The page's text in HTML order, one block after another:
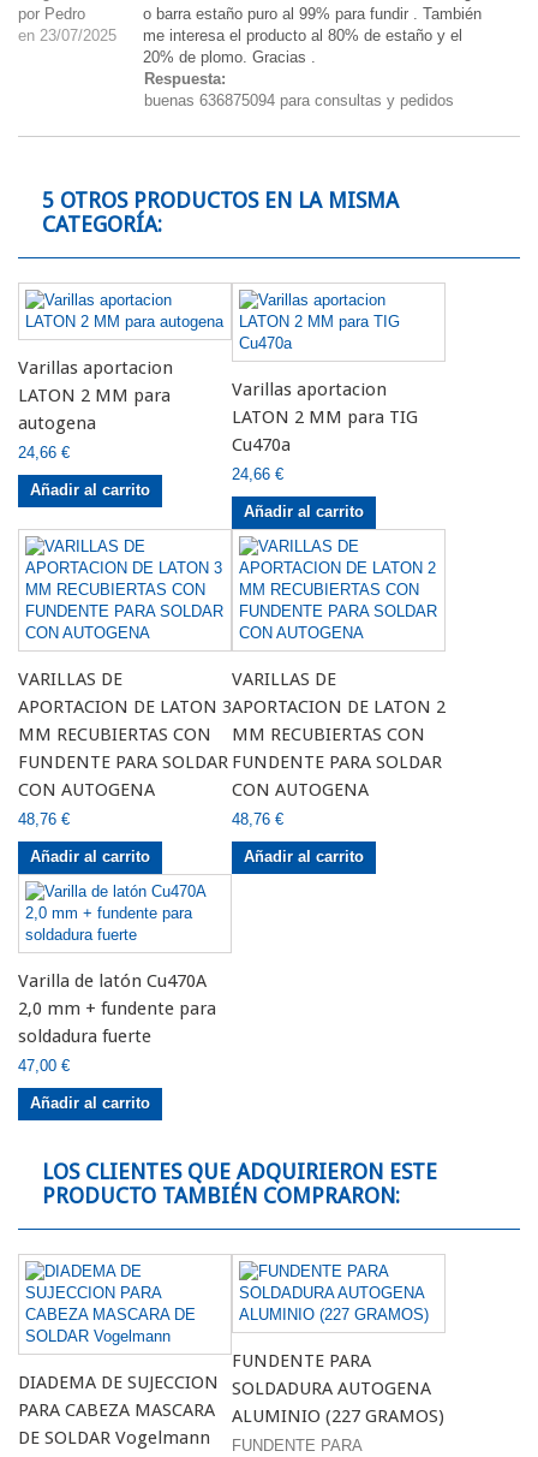
por Pedro
en 23/07/2025
o barra estaño puro al 99% para fundir . También
me interesa el producto al 80% de estaño y el
20% de plomo. Gracias .
Respuesta:
buenas 636875094 para consultas y pedidos
5 OTROS PRODUCTOS EN LA MISMA
CATEGORÍA:
Varillas aportacion
LATON 2 MM para
autogena
24,66 €
Añadir al carrito
Varillas aportacion
LATON 2 MM para TIG
Cu470a
24,66 €
Añadir al carrito
VARILLAS DE
APORTACION DE LATON 3
MM RECUBIERTAS CON
FUNDENTE PARA SOLDAR
CON AUTOGENA
48,76 €
Añadir al carrito
VARILLAS DE
APORTACION DE LATON 2
MM RECUBIERTAS CON
FUNDENTE PARA SOLDAR
CON AUTOGENA
48,76 €
Añadir al carrito
Varilla de latón Cu470A
2,0 mm + fundente para
soldadura fuerte
47,00 €
Añadir al carrito
LOS CLIENTES QUE ADQUIRIERON ESTE
PRODUCTO TAMBIÉN COMPRARON:
DIADEMA DE SUJECCION
PARA CABEZA MASCARA
DE SOLDAR Vogelmann
FUNDENTE PARA
SOLDADURA AUTOGENA
ALUMINIO (227 GRAMOS)
FUNDENTE PARA